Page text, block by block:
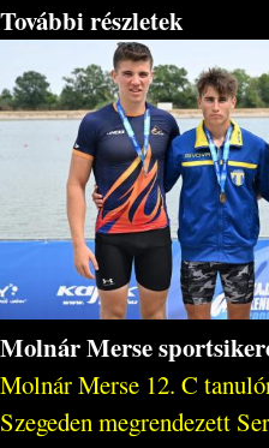
További részletek
Molnár Merse
Molnár Merse 12. C
Szegeden megrendezett